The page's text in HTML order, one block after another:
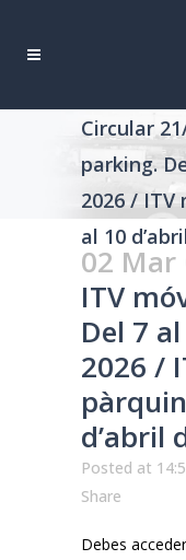
Circular
parking.
2026 / ITV
al 10
02 Mar
ITV
Del 7
2026 /
d’abril
Posted at
Share
Debes